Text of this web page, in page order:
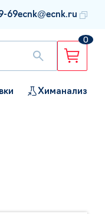
69ecnk@ecnk.ru
0
Химанализ